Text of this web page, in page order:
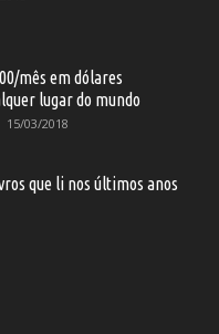
mês em dólares
lugar do mundo
15/03/2018
que li nos últimos anos